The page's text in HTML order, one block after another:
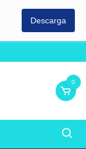
Descarga
0